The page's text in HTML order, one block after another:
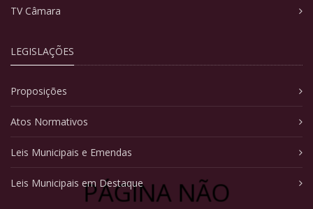
PÁGINA NÃO
TV Câmara
LEGISLAÇÕES
Proposições
Atos Normativos
Leis Municipais e Emendas
Leis Municipais em Destaque